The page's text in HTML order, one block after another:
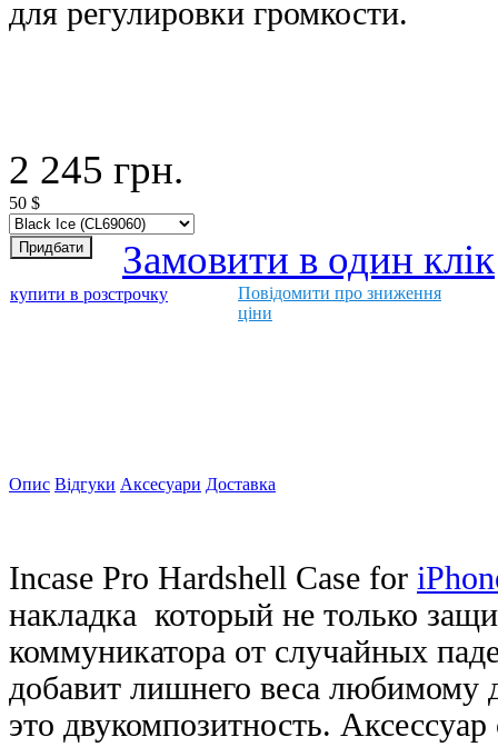
для регулировки громкости.
2 245 грн.
50 $
Замовити в один клік
купити в розстрочку
Повідомити про зниження
ціни
Опис Відгуки Аксесуари Доставка
Incase Pro Hardshell Case for
накладка который не только
коммуникатора от случайных
добавит лишнего веса любимому
это двукомпозитность.